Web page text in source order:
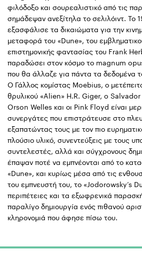
φιλόδοξο και σουρεαλιστικό από τις
σημάδεψαν ανεξίτηλα το σελιλόιντ. Το
εξασφάλισε τα δικαιώματα για την
μεταφορά του «Dune», του
επιστημονικής φαντασίας του Frank
παραδώσει στον κόσμο το magnum
που θα άλλαζε για πάντα τα δεδομένα
Ο Γάλλος κομίστας Moebius, ο
θρυλικού «Alien» H.R. Giger, o
Orson Welles και οι Pink Floyd είναι
συνεργάτες που επιστράτευσε στο
εξαπατώντας τους με τον πιο
πλούσιο υλικό, συνεντεύξεις με τους
συντελεστές, αλλά και σύγχρονους
έπαψαν ποτέ να εμπνέονται από το
«Dune», και κυρίως μέσα από τις
του εμπνευστή του, το «Jodorowsky’s
περιπέτειες και τα εξωφρενικά
παραλίγο δημιουργία ενός πιθανού
κληρονομιά που άφησε πίσω του.